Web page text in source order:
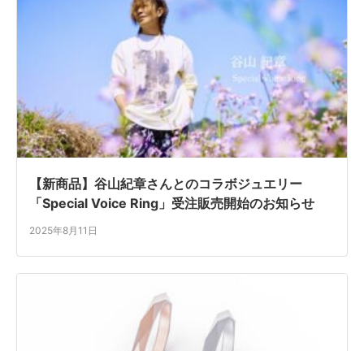
【新商品】谷山紀章さんとのコラボジュエリー
「Special Voice Ring」受注販売開始のお知らせ
2025年8月11日